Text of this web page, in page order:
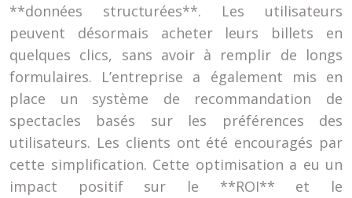
**données structurées**. Les utilisateurs
peuvent désormais acheter leurs billets en
quelques clics, sans avoir à remplir de longs
formulaires. L’entreprise a également mis en
place un système de recommandation de
spectacles basés sur les préférences des
utilisateurs. Les clients ont été encouragés par
cette simplification. Cette optimisation a eu un
impact positif sur le **ROI** et le